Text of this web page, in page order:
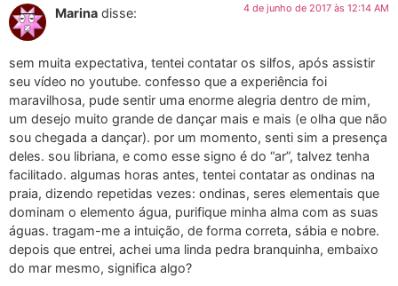
Marina disse: 4 de junho de 2017 às 12:14 AM
sem muita expectativa, tentei contatar os silfos, após assistir
seu vídeo no youtube. confesso que a experiência foi
maravilhosa, pude sentir uma enorme alegria dentro de mim,
um desejo muito grande de dançar mais e mais (e olha que não
sou chegada a dançar). por um momento, senti sim a presença
deles. sou libriana, e como esse signo é do “ar”, talvez tenha
facilitado. algumas horas antes, tentei contatar as ondinas na
praia, dizendo repetidas vezes: ondinas, seres elementais que
dominam o elemento água, purifique minha alma com as suas
águas. tragam-me a intuição, de forma correta, sábia e nobre.
depois que entrei, achei uma linda pedra branquinha, embaixo
do mar mesmo, significa algo?